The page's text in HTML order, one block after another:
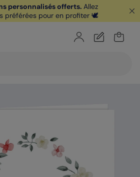
je télécharge
personnalisés offerts. Allez
préférées pour en profiter 🕊️